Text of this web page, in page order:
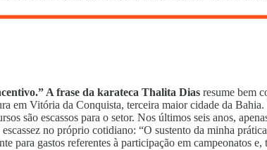
A frase da karateca Thalita Dias resume bem
em Vitória da Conquista, terceira maior cidade da
são escassos para o setor. Nos últimos seis anos,
no próprio cotidiano: “O sustento da minha
para gastos referentes à participação em campeonatos